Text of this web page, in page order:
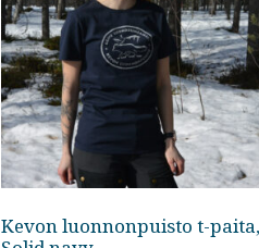
Kevon luonnonpuisto t-paita,